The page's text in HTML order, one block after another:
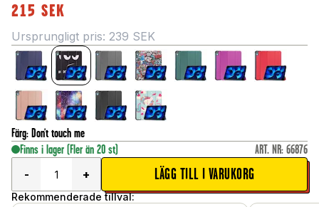
215 SEK
Ursprungligt pris: 239 SEK
Färg: Don't touch me
Finns i lager (Fler än 20 st) ART. NR: 66876
-
+ LÄGG TILL I VARUKORG
Rekommenderade tillval: